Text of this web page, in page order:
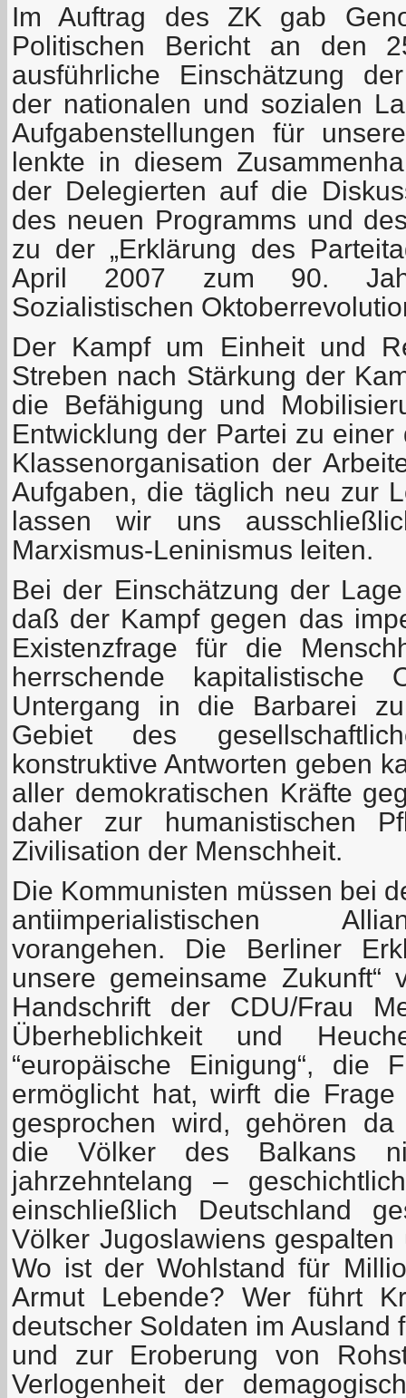
Im Auftrag des ZK gab
Politischen Bericht an den
ausführliche Einschätzung
der nationalen und sozialen
Aufgabenstellungen für
lenkte in diesem
der Delegierten auf die
des neuen Programms und
zu der „Erklärung des
April 2007 zum 90.
Sozialistischen
Der Kampf um Einheit und
Streben nach Stärkung der
die Befähigung und
Entwicklung der Partei zu
Klassenorganisation der
Aufgaben, die täglich neu zur
lassen wir uns
Marxismus-Leninismus leiten.
Bei der Einschätzung der
daß der Kampf gegen das
Existenzfrage für die
herrschende kapitalistische
Untergang in die Barbarei
Gebiet des
konstruktive Antworten geben
aller demokratischen Kräfte
daher zur humanistischen
Zivilisation der Menschheit.
Die Kommunisten müssen bei
antiimperialistischen
vorangehen. Die Berliner
unsere gemeinsame
Handschrift der CDU/Frau
Überheblichkeit und
“europäische Einigung“, die
ermöglicht hat, wirft die
gesprochen wird, gehören
die Völker des Balkans
jahrzehntelang –
einschließlich Deutschland
Völker Jugoslawiens
Wo ist der Wohlstand für
Armut Lebende? Wer führt
deutscher Soldaten im Ausland
und zur Eroberung von
Verlogenheit der